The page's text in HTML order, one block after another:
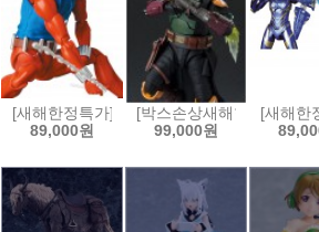
[새해한정특가]MAFEX No.186 스칼렛 스
89,000원
[박스손상새해한정특가
99,000원
[새해한